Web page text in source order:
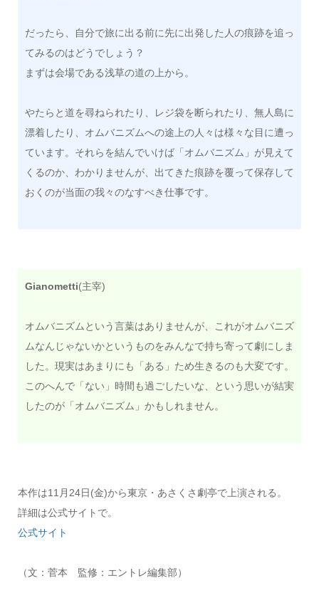
だったら、自分で旅に出る前に先に出発した人の痕跡を追っ
てみるのはどうでしょう？
まずは会場である浅草の道の上から。
やたらと道を尋ねられたり、レジ袋を断られたり、無人島に
漂着したり、オムバニズムへの途上の人々は様々な目に遭っ
ています。それらを結んでいけば「オムバニズム」が見えて
くるのか、わかりませんが、出てきた痕跡を覆って保存して
おくのが当面の我々のなすべき仕事です。
Gianometti(主宰)
オムバニズムという言葉はありませんが、これがオムバニズ
ムなんじゃないかというものをみんなで持ち寄って劇にしま
した。現実はあまりにも「ある」ため生きるのも大変です。
このへんで「ない」時間も過ごしたいな、という思いが結実
したのが「オムバニズム」かもしれません。
本作は11月24日(金)から東京・あさくさ劇亭で上演される。
詳細は公式サイトで。
公式サイト
（文：菅本 監修：エントレ編集部）